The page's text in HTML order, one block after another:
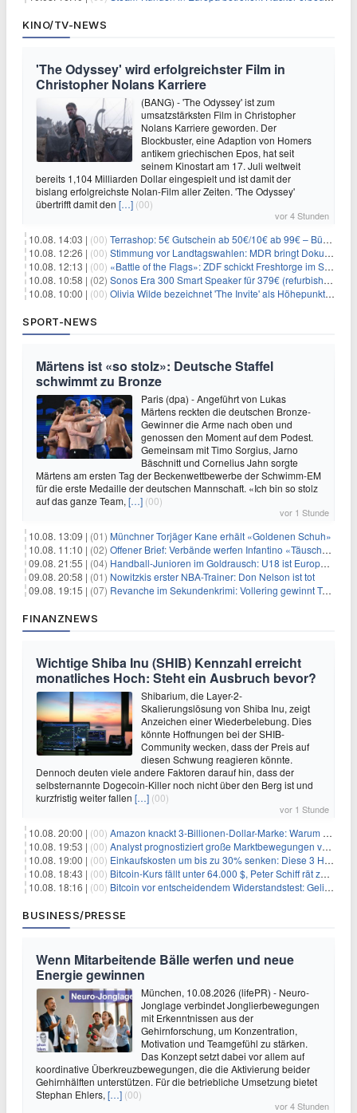
KINO/TV-NEWS
'The Odyssey' wird erfolgreichster Film in
Christopher Nolans Karriere
(BANG) - 'The Odyssey' ist zum
umsatzstärksten Film in Christopher
Nolans Karriere geworden. Der
Blockbuster, eine Adaption von Homers
antikem griechischen Epos, hat seit
seinem Kinostart am 17. Juli weltweit
bereits 1,104 Milliarden Dollar eingespielt und ist damit der
bislang erfolgreichste Nolan-Film aller Zeiten. 'The Odyssey'
übertrifft damit den […] (00)
vor 4 Stunden
10.08. 14:03 | (00) Terrashop: 5€ Gutschein ab 50€/10€ ab 99€ – Bücher & Co ab 99 Cent
10.08. 12:26 | (00) Stimmung vor Landtagswahlen: MDR bringt Doku «Wut. Hüben wie drüben»
10.08. 12:13 | (00) «Battle of the Flags»: ZDF schickt Freshtorge im September On Air
10.08. 10:58 | (02) Sonos Era 300 Smart Speaker für 379€ (refurbished 309€) – Dolby Atmos, BT/WLAN, 3D-Audio, schwarz od. weiß
10.08. 10:00 | (00) Olivia Wilde bezeichnet 'The Invite' als Höhepunkt ihrer Karriere
SPORT-NEWS
Märtens ist «so stolz»: Deutsche Staffel
schwimmt zu Bronze
Paris (dpa) - Angeführt von Lukas
Märtens reckten die deutschen Bronze-
Gewinner die Arme nach oben und
genossen den Moment auf dem Podest.
Gemeinsam mit Timo Sorgius, Jarno
Bäschnitt und Cornelius Jahn sorgte
Märtens am ersten Tag der Beckenwettbewerbe der Schwimm-EM
für die erste Medaille der deutschen Mannschaft. «Ich bin so stolz
auf das ganze Team, […] (00)
vor 1 Stunde
10.08. 13:09 | (01) Münchner Torjäger Kane erhält «Goldenen Schuh»
10.08. 11:10 | (02) Offener Brief: Verbände werfen Infantino «Täuschung» vor
09.08. 21:55 | (04) Handball-Junioren im Goldrausch: U18 ist Europameister
09.08. 20:58 | (01) Nowitzkis erster NBA-Trainer: Don Nelson ist tot
09.08. 19:15 | (07) Revanche im Sekundenkrimi: Vollering gewinnt Tour
FINANZNEWS
Wichtige Shiba Inu (SHIB) Kennzahl erreicht
monatliches Hoch: Steht ein Ausbruch bevor?
Shibarium, die Layer-2-
Skalierungslösung von Shiba Inu, zeigt
Anzeichen einer Wiederbelebung. Dies
könnte Hoffnungen bei der SHIB-
Community wecken, dass der Preis auf
diesen Schwung reagieren könnte.
Dennoch deuten viele andere Faktoren darauf hin, dass der
selbsternannte Dogecoin-Killer noch nicht über den Berg ist und
kurzfristig weiter fallen […] (00)
vor 1 Stunde
10.08. 20:00 | (00) Amazon knackt 3-Billionen-Dollar-Marke: Warum Anleger jetzt nachkaufen
10.08. 19:53 | (00) Analyst prognostiziert große Marktbewegungen vor Q4 in ruhigem Kryptomarkt
10.08. 19:00 | (00) Einkaufskosten um bis zu 30% senken: Diese 3 Hebel funktionieren wirklich
10.08. 18:43 | (00) Bitcoin-Kurs fällt unter 64.000 $, Peter Schiff rät zum Verkauf
10.08. 18:16 | (00) Bitcoin vor entscheidendem Widerstandstest: Gelingt der Durchbruch?
BUSINESS/PRESSE
Wenn Mitarbeitende Bälle werfen und neue
Energie gewinnen
München, 10.08.2026 (lifePR) - Neuro-
Jonglage verbindet Jonglierbewegungen
mit Erkenntnissen aus der
Gehirnforschung, um Konzentration,
Motivation und Teamgefühl zu stärken.
Das Konzept setzt dabei vor allem auf
koordinative Überkreuzbewegungen, die die Aktivierung beider
Gehirnhälften unterstützen. Für die betriebliche Umsetzung bietet
Stephan Ehlers, […] (00)
vor 4 Stunden